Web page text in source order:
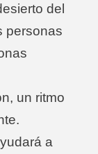
del
personas
un ritmo
a